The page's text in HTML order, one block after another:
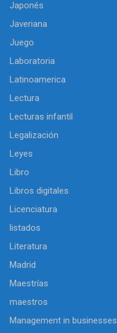
Japonés
Javeriana
Juego
Laboratoria
Latinoamerica
Lectura
Lecturas infantil
Legalización
Leyes
Libro
Libros digitales
Licenciatura
listados
Literatura
Madrid
Maestrías
maestros
Management in businesses